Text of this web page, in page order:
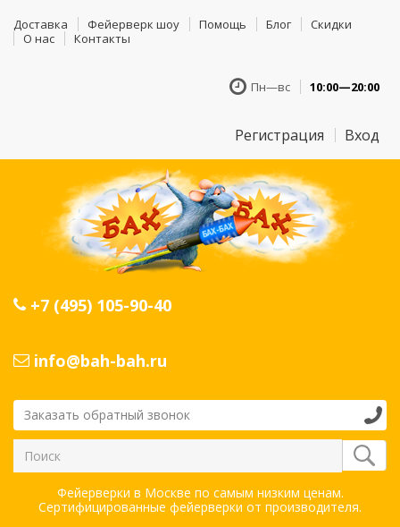
Доставка Фейерверк шоу Помощь Блог
Скидки
О нас
Контакты
Пн—вс 10:00—20:00
Регистрация Вход
+7 (495) 105-90-40
info@bah-bah.ru
Заказать обратный звонок
Фейерверки в Москве по самым низким ценам.
Сертифицированные фейерверки от производителя.